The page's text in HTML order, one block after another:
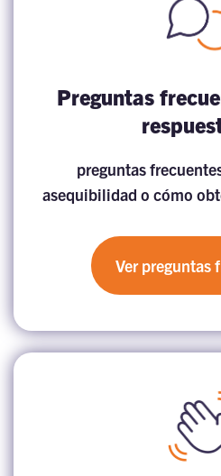
Preguntas
preguntas
asequibilidad o cómo
Ver preguntas